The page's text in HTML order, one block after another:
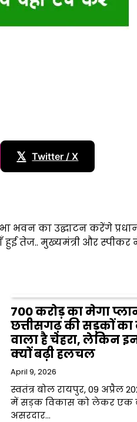
𝕏 Twitter / X
भवन का उद्घाटन करेंगे
हुई तेज.. मुख्यमंत्री और
700 करोड़ का मेगा
छत्तीसगढ़ की सड़कों
वाला है चेहरा, लेकिन
क्यों बढ़ी हलचल
April 9, 2026
स्वतंत्र बोल रायपुर, 09 अप्रैल
में सड़क विकास को लेकर एक
असरदार…